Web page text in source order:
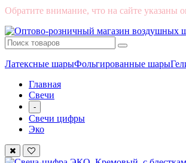
Обратите внимание, что на сайте указаны
Латексные шарыФольгированные шары
Главная
Свечи
-
Свечи цифры
Эко